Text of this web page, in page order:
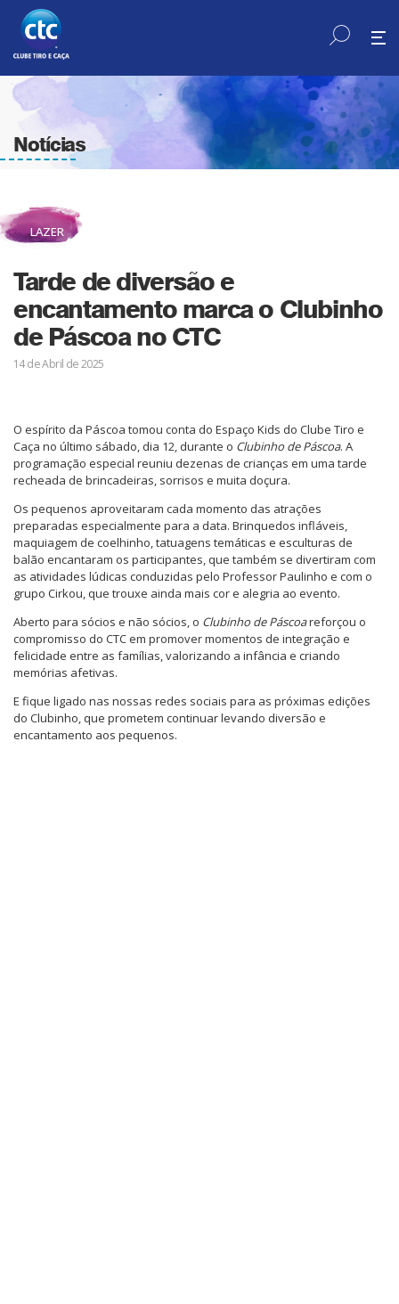
Notícias
LAZER
Tarde de diversão e
encantamento marca o Clubinho
de Páscoa no CTC
14 de Abril de 2025
O espírito da Páscoa tomou conta do Espaço Kids do Clube Tiro e
Caça no último sábado, dia 12, durante o Clubinho de Páscoa. A
programação especial reuniu dezenas de crianças em uma tarde
recheada de brincadeiras, sorrisos e muita doçura.
Os pequenos aproveitaram cada momento das atrações
preparadas especialmente para a data. Brinquedos infláveis,
maquiagem de coelhinho, tatuagens temáticas e esculturas de
balão encantaram os participantes, que também se divertiram com
as atividades lúdicas conduzidas pelo Professor Paulinho e com o
grupo Cirkou, que trouxe ainda mais cor e alegria ao evento.
Aberto para sócios e não sócios, o Clubinho de Páscoareforçou o
compromisso do CTC em promover momentos de integração e
felicidade entre as famílias, valorizando a infância e criando
memórias afetivas.
E fique ligado nas nossas redes sociais para as próximas edições
do Clubinho, que prometem continuar levando diversão e
encantamento aos pequenos.